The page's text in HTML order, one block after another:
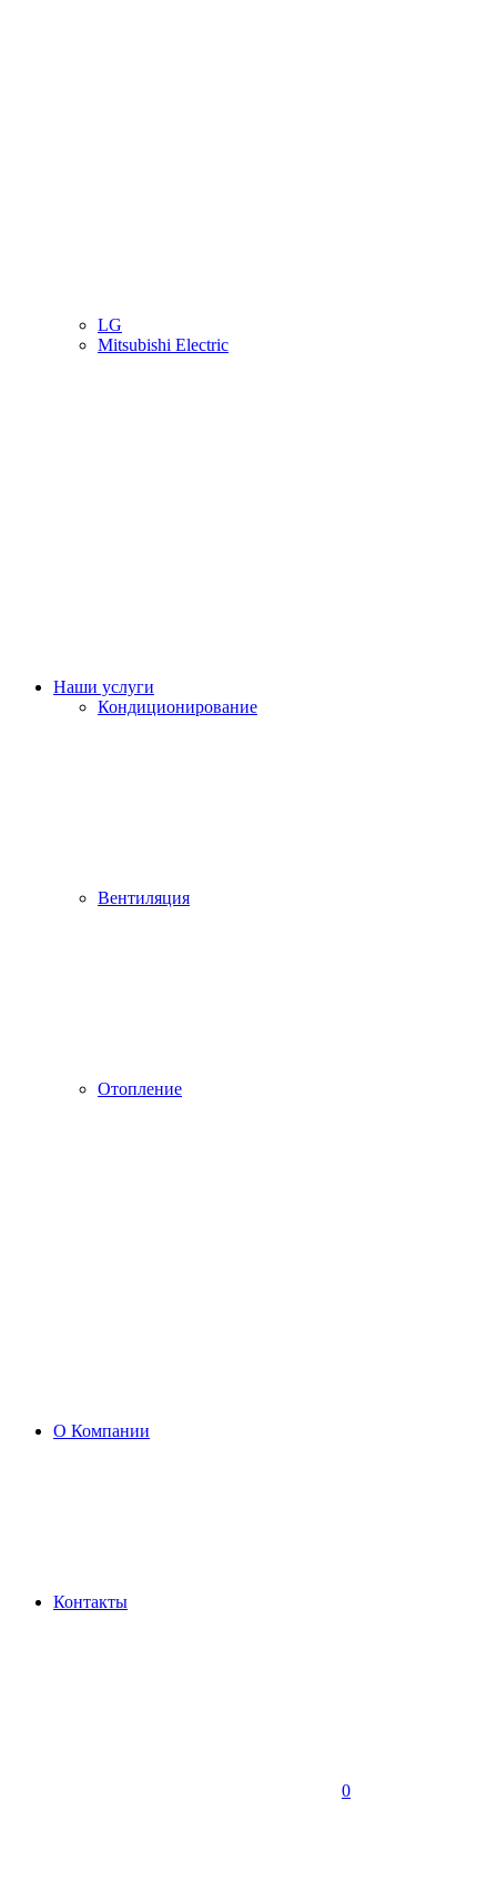
LG
Mitsubishi Electric
Наши услуги
Кондиционирование
Вентиляция
Отопление
О Компании
Контакты
0